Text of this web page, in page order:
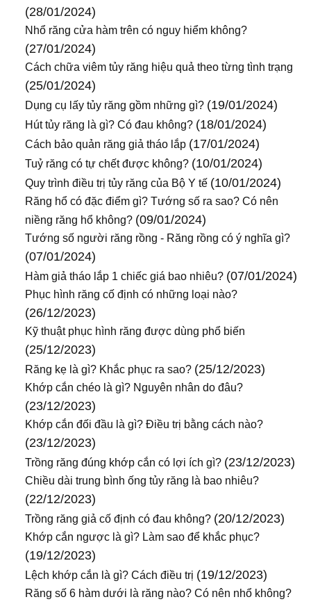
(28/01/2024)
Nhổ răng cửa hàm trên có nguy hiểm không?
(27/01/2024)
Cách chữa viêm tủy răng hiệu quả theo từng tình trạng
(25/01/2024)
Dụng cụ lấy tủy răng gồm những gì? (19/01/2024)
Hút tủy răng là gì? Có đau không? (18/01/2024)
Cách bảo quản răng giả tháo lắp (17/01/2024)
Tuỷ răng có tự chết được không? (10/01/2024)
Quy trình điều trị tủy răng của Bộ Y tế (10/01/2024)
Răng hổ có đặc điểm gì? Tướng số ra sao? Có nên
niềng răng hổ không? (09/01/2024)
Tướng số người răng rồng - Răng rồng có ý nghĩa gì?
(07/01/2024)
Hàm giả tháo lắp 1 chiếc giá bao nhiêu? (07/01/2024)
Phục hình răng cố định có những loại nào?
(26/12/2023)
Kỹ thuật phục hình răng được dùng phổ biến
(25/12/2023)
Răng kẹ là gì? Khắc phục ra sao? (25/12/2023)
Khớp cắn chéo là gì? Nguyên nhân do đâu?
(23/12/2023)
Khớp cắn đối đầu là gì? Điều trị bằng cách nào?
(23/12/2023)
Trồng răng đúng khớp cắn có lợi ích gì? (23/12/2023)
Chiều dài trung bình ống tủy răng là bao nhiêu?
(22/12/2023)
Trồng răng giả cố định có đau không? (20/12/2023)
Khớp cắn ngược là gì? Làm sao để khắc phục?
(19/12/2023)
Lệch khớp cắn là gì? Cách điều trị (19/12/2023)
Răng số 6 hàm dưới là răng nào? Có nên nhổ không?